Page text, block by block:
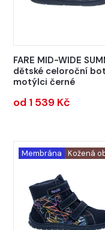
FARE MID-WIDE
dětské celoroční
motýlci černé
od 1 539 Kč
Membrána Kožená